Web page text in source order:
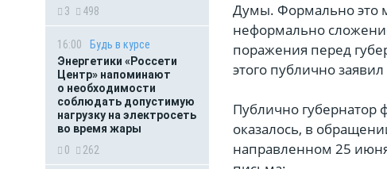
3
498
16:00
Будь в курсе
Энергетики «Россети
Центр» напоминают
о необходимости
соблюдать допустимую
нагрузку на электросеть
во время жары
0
262
Думы. Формально это
неформально
поражения перед
этого публично
Публично губернатор
оказалось, в
направленном 25